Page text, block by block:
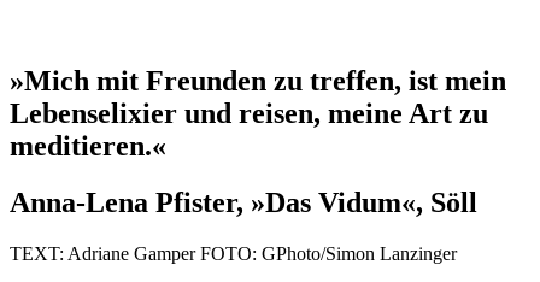
»Mich mit Freunden zu treffen, ist mein
Lebenselixier und reisen, meine Art zu
meditieren.«
Anna-Lena Pfister, »Das Vidum«, Söll
TEXT: Adriane Gamper FOTO: GPhoto/Simon Lanzinger